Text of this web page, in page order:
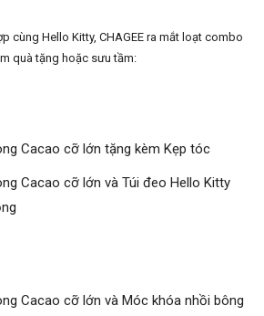
cùng Hello Kitty, CHAGEE ra mắt loạt combo
quà tặng hoặc sưu tầm:
Cacao cỡ lớn tặng kèm Kẹp tóc
Cacao cỡ lớn và Túi đeo Hello Kitty
Cacao cỡ lớn và Móc khóa nhồi bông